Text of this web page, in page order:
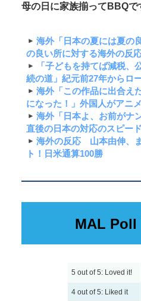
母の日に家族揃ってBBQで
海外「日本の夏には夏の
の良い所に対する海外の反
「子どもを持てば減税、
続の道」紀元前27年からロ
海外「この作品に出合え
になった！」外国人がアニ
海外「日本よ、お前がナ
直後の日本の対応のスピー
海外の反応 山本由伸、
ト！日米通算100勝
MAL Poll
5 out of 5: Loved it!
4 out of 5: Liked it